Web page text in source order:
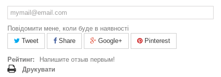
Повідомити мене, коли буде в наявності
Tweet
Share Google+ Pinterest
Рейтинг:
Напишите отзыв первым!
Друкувати